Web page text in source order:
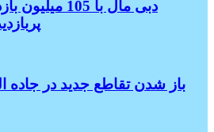
باز شدن تقاطع جدید در